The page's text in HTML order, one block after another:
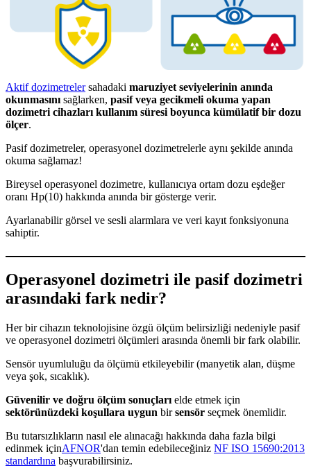
Aktif dozimetrelersahadaki maruziyet seviyelerinin anında
okunmasını sağlarken, pasif veya gecikmeli okuma yapan
dozimetri cihazları kullanım süresi boyunca kümülatif bir dozu
ölçer.
Pasif dozimetreler, operasyonel dozimetrelerle aynı şekilde anında
okuma sağlamaz!
Bireysel operasyonel dozimetre, kullanıcıya ortam dozu eşdeğer
oranı Hp(10) hakkında anında bir gösterge verir.
Ayarlanabilir görsel ve sesli alarmlara ve veri kayıt fonksiyonuna
sahiptir.
Operasyonel dozimetri ile pasif dozimetri
arasındaki fark nedir?
Her bir cihazın teknolojisine özgü ölçüm belirsizliği nedeniyle pasif
ve operasyonel dozimetri ölçümleri arasında önemli bir fark olabilir.
Sensör uyumluluğu da ölçümü etkileyebilir (manyetik alan, düşme
veya şok, sıcaklık).
Güvenilir ve doğru ölçüm sonuçları elde etmek için
sektörünüzdeki koşullara uygun birsensör seçmek önemlidir.
Bu tutarsızlıkların nasıl ele alınacağı hakkında daha fazla bilgi
edinmek içinAFNOR'dan temin edebileceğiniz NF ISO 15690:2013
standardına başvurabilirsiniz.